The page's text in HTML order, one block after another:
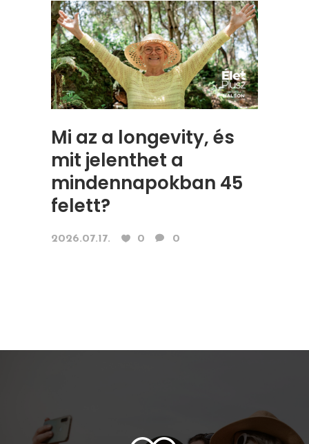
Mi az a longevity, és
mit jelenthet a
mindennapokban 45
felett?
2026.07.17. 0 0